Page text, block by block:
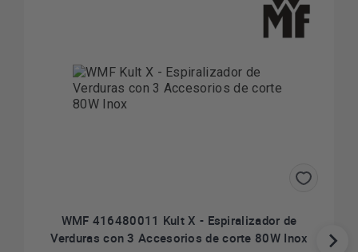
WMF 416480011 Kult X - Espiralizador de
Verduras con 3 Accesorios de corte 80W Inox